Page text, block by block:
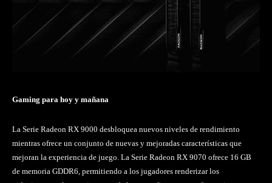
Gaming para hoy y mañana
La Serie Radeon RX 9000 desbloquea nuevos niveles de rendimiento
mientras ofrece un conjunto de nuevas y mejoradas características que
mejoran la experiencia de juego. La Serie Radeon RX 9070 ofrece 16 GB
de memoria GDDR6, permitiendo a los jugadores renderizar los